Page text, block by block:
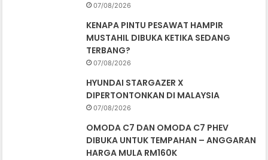
07/08/2026
KENAPA PINTU PESAWAT HAMPIR
MUSTAHIL DIBUKA KETIKA SEDANG
TERBANG?
07/08/2026
HYUNDAI STARGAZER X
DIPERTONTONKAN DI MALAYSIA
07/08/2026
OMODA C7 DAN OMODA C7 PHEV
DIBUKA UNTUK TEMPAHAN – ANGGARAN
HARGA MULA RM160K